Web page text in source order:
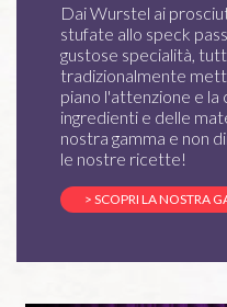
Dai Wurstel ai
stufate allo speck
gustose specialità,
tradizionalmente
piano l'attenzione e la
ingredienti e delle
nostra gamma e non
le nostre ricette!
> SCOPRI LA NOSTRA